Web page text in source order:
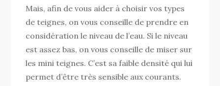
Mais, afin de vous aider à choisir vos types
de teignes, on vous conseille de prendre en
considération le niveau de l’eau. Si le niveau
est assez bas, on vous conseille de miser sur
les mini teignes. C’est sa faible densité qui lui
permet d’être très sensible aux courants.